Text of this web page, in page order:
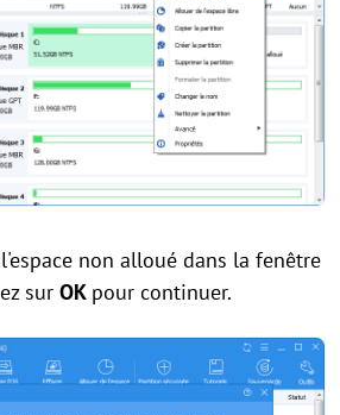
non alloué dans la fenêtre
sur OK pour continuer.